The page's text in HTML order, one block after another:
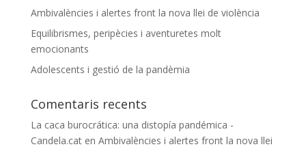
Ambivalències i alertes front la nova llei de violència
Equilibrismes, peripècies i aventuretes molt
emocionants
Adolescents i gestió de la pandèmia
Comentaris recents
La caca burocrática: una distopía pandémica -
Candela.caten Ambivalències i alertes front la nova llei